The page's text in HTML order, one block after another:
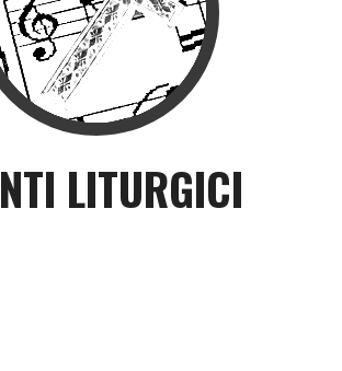
LITURGICI